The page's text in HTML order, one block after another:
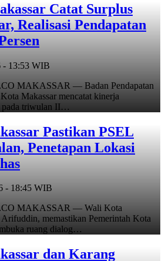
Catat Surplus
Realisasi Pendapatan
- 13:53 WIB
MAKASSAR — Badan Pendapatan
Makassar mencatat kinerja
pada triwulan II…
Pastikan PSEL
Penetapan Lokasi
- 18:45 WIB
MAKASSAR — Wali Kota
memastikan Pemerintah Kota
ruang dialog…
dan Karang